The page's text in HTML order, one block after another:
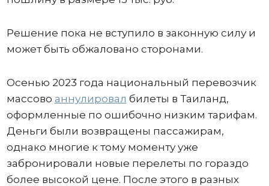
Решение пока не вступило в законную силу и
может быть обжаловано сторонами.
Осенью 2023 года национальный перевозчик
массово аннулировал билеты в Таиланд,
оформленные по ошибочно низким тарифам.
Деньги были возвращены пассажирам,
однако многие к тому моменту уже
забронировали новые перелеты по гораздо
более высокой цене. После этого в разных